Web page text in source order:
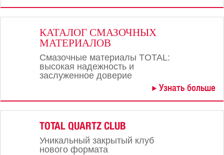
КАТАЛОГ СМАЗОЧНЫХ
МАТЕРИАЛОВ
Смазочные материалы TOTAL:
высокая надежность и
заслуженное доверие
Узнать больше
TOTAL QUARTZ CLUB
Уникальный закрытый клуб
нового формата